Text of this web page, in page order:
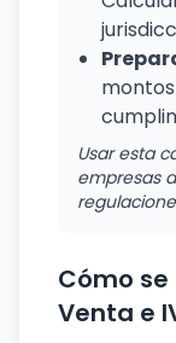
Usar esta
empresas
Cómo
Venta e